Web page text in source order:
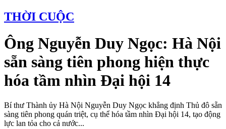
THỜI CUỘC
Ông Nguyễn Duy Ngọc: Hà Nội
sẵn sàng tiên phong hiện thực
hóa tầm nhìn Đại hội 14
Bí thư Thành ủy Hà Nội Nguyễn Duy Ngọc khẳng định Thủ đô sẵn
sàng tiên phong quán triệt, cụ thể hóa tầm nhìn Đại hội 14, tạo động
lực lan tỏa cho cả nước...